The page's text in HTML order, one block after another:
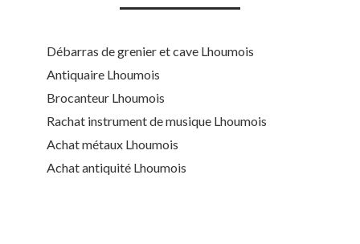
Débarras de grenier et cave Lhoumois
Antiquaire Lhoumois
Brocanteur Lhoumois
Rachat instrument de musique Lhoumois
Achat métaux Lhoumois
Achat antiquité Lhoumois